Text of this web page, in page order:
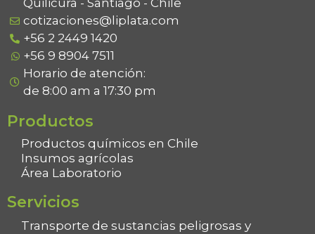
Quilicura - Santiago - Chile
cotizaciones@liplata.com
+56 2 2449 1420
+56 9 8904 7511
Horario de atención:
de 8:00 am a 17:30 pm
Productos
Productos químicos en Chile
Insumos agrícolas
Área Laboratorio
Servicios
Transporte de sustancias peligrosas y